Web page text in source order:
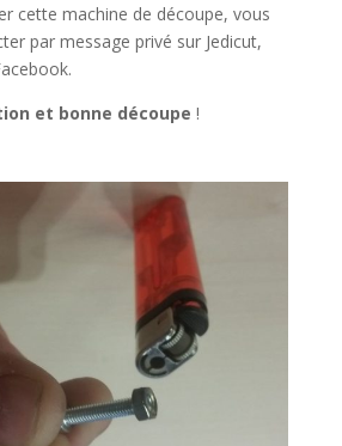
cette machine de découpe, vous
par message privé sur Jedicut,
et bonne découpe !